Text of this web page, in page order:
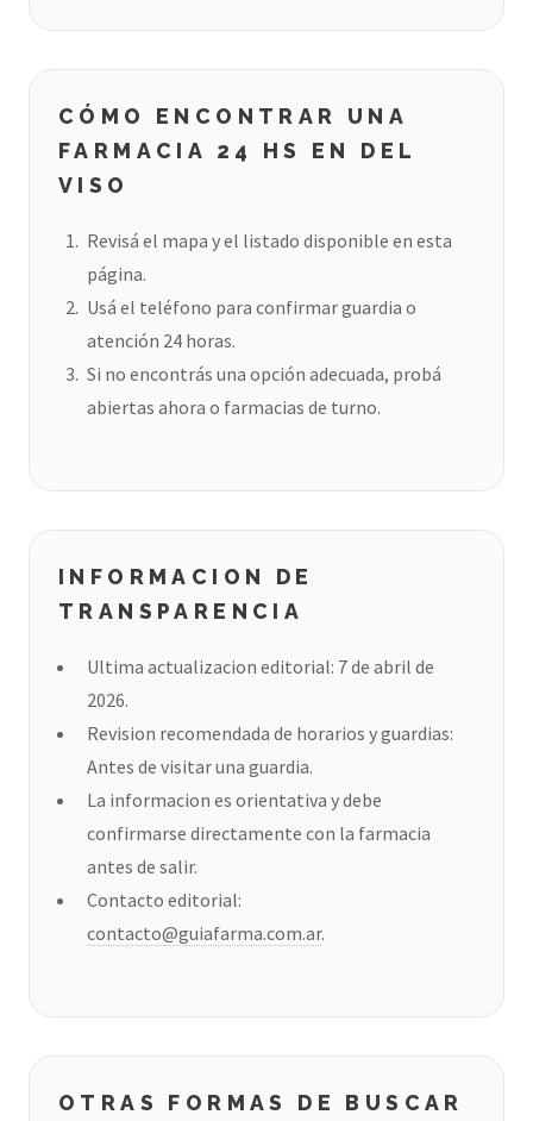
CÓMO ENCONTRAR UNA
FARMACIA 24 HS EN DEL
VISO
Revisá el mapa y el listado disponible en esta
página.
Usá el teléfono para confirmar guardia o
atención 24 horas.
Si no encontrás una opción adecuada, probá
abiertas ahora o farmacias de turno.
INFORMACION DE
TRANSPARENCIA
Ultima actualizacion editorial: 7 de abril de
2026.
Revision recomendada de horarios y guardias:
Antes de visitar una guardia.
La informacion es orientativa y debe
confirmarse directamente con la farmacia
antes de salir.
Contacto editorial:
contacto@guiafarma.com.ar.
OTRAS FORMAS DE BUSCAR